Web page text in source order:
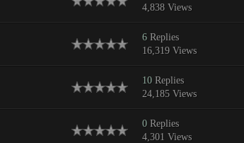
4,838 Views
6Replies
16,319 Views
10Replies
24,185 Views
0Replies
4,301 Views